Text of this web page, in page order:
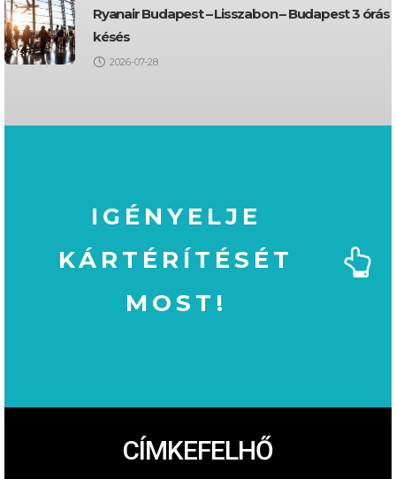
Ryanair Budapest – Lisszabon – Budapest 3 órás
késés
2026-07-28
IGÉNYELJE
KÁRTÉRÍTÉSÉT
MOST!
CÍMKEFELHŐ